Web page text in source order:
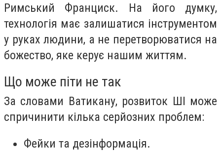
Римський Франциск. На його думку,
технологія має залишатися інструментом
у руках людини, а не перетворюватися на
божество, яке керує нашим життям.
Що може піти не так
За словами Ватикану, розвиток ШІ може
спричинити кілька серйозних проблем:
Фейки та дезінформація.